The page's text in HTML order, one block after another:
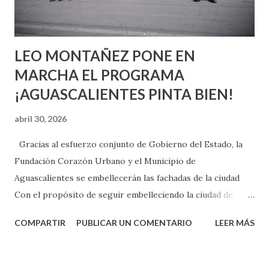
experiencia te dirá, siempre es mejor cuando ambas partes
son suficientemen...
LEO MONTAÑEZ PONE EN
MARCHA EL PROGRAMA
¡AGUASCALIENTES PINTA BIEN!
abril 30, 2026
Gracias al esfuerzo conjunto de Gobierno del Estado, la
Fundación Corazón Urbano y el Municipio de
Aguascalientes se embellecerán las fachadas de la ciudad
Con el propósito de seguir embelleciendo la ciudad de
municipal, Leo Montañez dio inicio al programa
COMPARTIR PUBLICAR UN COMENTARIO LEER MÁS